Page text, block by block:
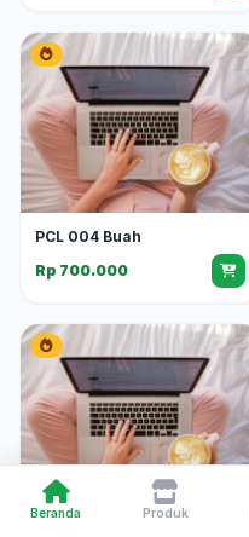
PCL 004 Buah
Rp 700.000
Beranda Produk